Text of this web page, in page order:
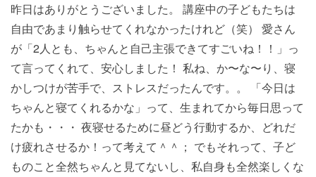
昨日はありがとうございました。 講座中の子どもたちは
自由であまり触らせてくれなかったけれど（笑） 愛さん
が「2人とも、ちゃんと自己主張できてすごいね！！」っ
て言ってくれて、安心しました！ 私ね、か〜な〜り、寝
かしつけが苦手で、ストレスだったんです。。 「今日は
ちゃんと寝てくれるかな」って、生まれてから毎日思って
たかも・・・ 夜寝せるために昼どう行動するか、どれだ
け疲れさせるか！って考えて＾＾； でもそれって、子ど
ものこと全然ちゃんと見てないし、私自身も全然楽しくな